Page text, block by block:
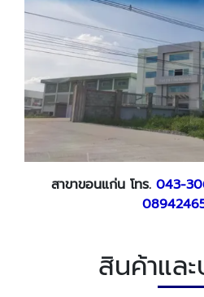
สาขาขอนแก่น โทร. 043-
สินค้าแล